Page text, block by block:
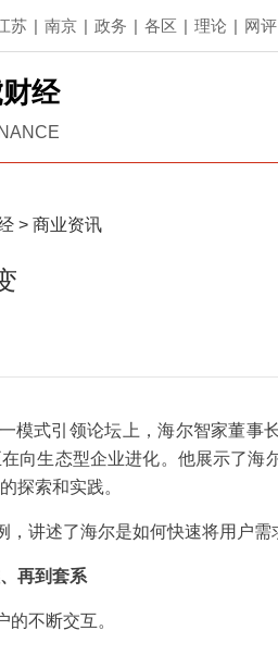
苏 | 南京 | 政务 | 各区 | 理论 | 网评
经
> 商业资讯
模式引领论坛上，海尔智家董事
向生态型企业进化。他展示了海
探索和实践。
，讲述了海尔是如何快速将用户
再到套系
的不断交互。